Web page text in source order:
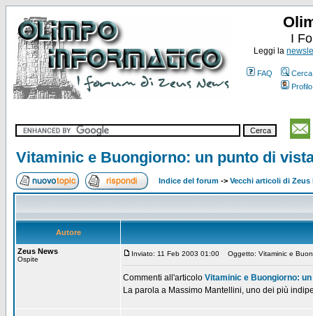
I
Leggi la
FAQ
Cerca
Profilo
Vitaminic e Buongiorno: un punto di
Indice del forum -> Vecchi articoli di Zeus
Autore
Zeus News
Ospite
Inviato: 11 Feb 2003 01:00 Oggetto: Vitaminic e
Commenti all'articolo Vitaminic e Buongiorno:
La parola a Massimo Mantellini, uno dei più